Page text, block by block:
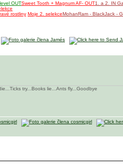
OUTSweet Tooth + Magnum AF- OUT1. a 2. IN
rostliny Moje 2. selekceMohanRam - BlackJack -
try...Books lie...Ants fly...Goodbye